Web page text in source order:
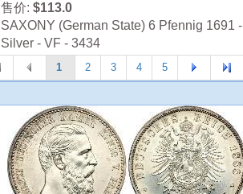
售价: $113.0
SAXONY (German State) 6 Pfennig 1691 -
Silver - VF - 3434
1 2 3 4 5